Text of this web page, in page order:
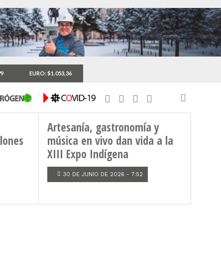
EURO: $1.053,36
Artesanía, gastronomía y
música en vivo dan vida a la
XIII Expo Indígena
30 DE JUNIO DE 2026 - 7:52